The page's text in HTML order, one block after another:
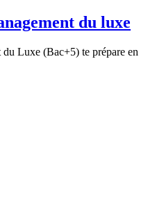
du luxe
Luxe (Bac+5) te prépare en